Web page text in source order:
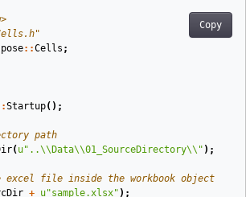
Copy
::Cells ;
Startup();
path
( u"..\\ Data\\01_SourceDirectory\\ " ) ;
excel file inside the workbook object
+ u"sample.xlsx" ) ;